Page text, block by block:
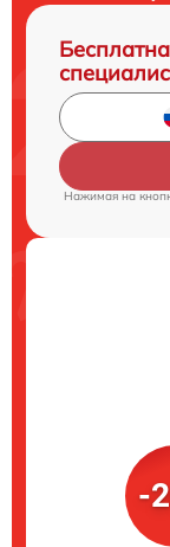
Нажимая на
-